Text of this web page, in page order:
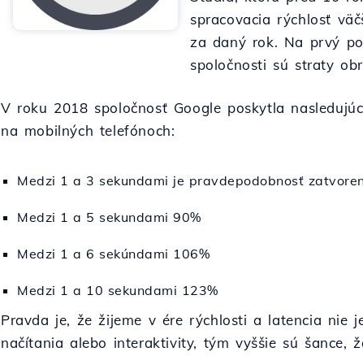
spracovacia rýchlosť
za daný rok. Na prvý
spoločnosti sú straty
V roku 2018 spoločnosť Google poskytla
na mobilných telefónoch:
Medzi 1 a 3 sekundami je pravdepodobnosť
Medzi 1 a 5 sekundami 90%
Medzi 1 a 6 sekúndami 106%
Medzi 1 a 10 sekundami 123%
Pravda je, že žijeme v ére rýchlosti a latencia nie
načítania alebo interaktivity, tým vyššie sú šance,